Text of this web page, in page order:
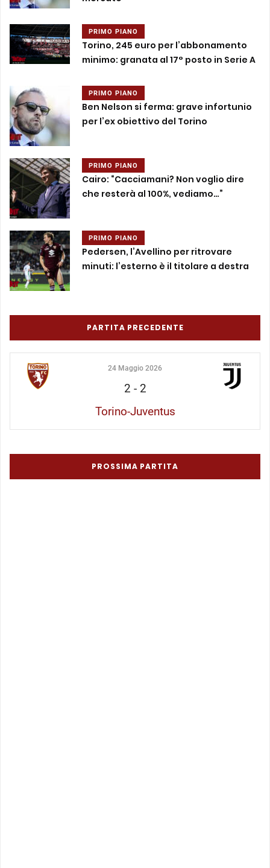
PRIMO PIANO
Torino, 245 euro per l’abbonamento
minimo: granata al 17° posto in Serie A
PRIMO PIANO
Ben Nelson si ferma: grave infortunio
per l’ex obiettivo del Torino
PRIMO PIANO
Cairo: “Cacciamani? Non voglio dire
che resterà al 100%, vediamo…”
PRIMO PIANO
Pedersen, l’Avellino per ritrovare
minuti: l’esterno è il titolare a destra
PARTITA PRECEDENTE
24 Maggio 2026
2 - 2
Torino-Juventus
PROSSIMA PARTITA